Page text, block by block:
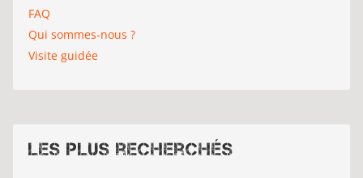
FAQ
Qui sommes-nous ?
Visite guidée
Les plus recherchés